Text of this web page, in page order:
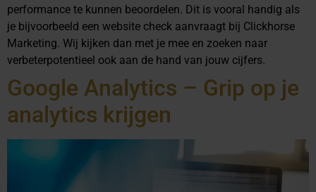
performance te kunnen beoordelen. Dit is vooral handig als
je bijvoorbeeld een website check aanvraagt bij Clickhorse
Marketing. Wij kijken dan met je mee en zoeken naar
verbeterpotentieel ook aan de hand van jouw cijfers.
Google Analytics – Grip op je
analytics krijgen